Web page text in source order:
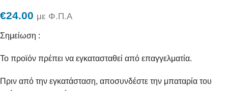
€24.00 με Φ.Π.Α
Σημείωση :
Το προϊόν πρέπει να εγκατασταθεί από επαγγελματία.
Πριν από την εγκατάσταση, αποσυνδέστε την μπαταρία του